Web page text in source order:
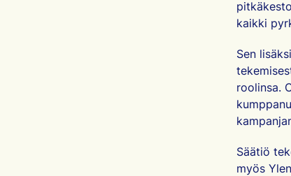
kaikki
Sen
roolinsa.
Säätiö
myös